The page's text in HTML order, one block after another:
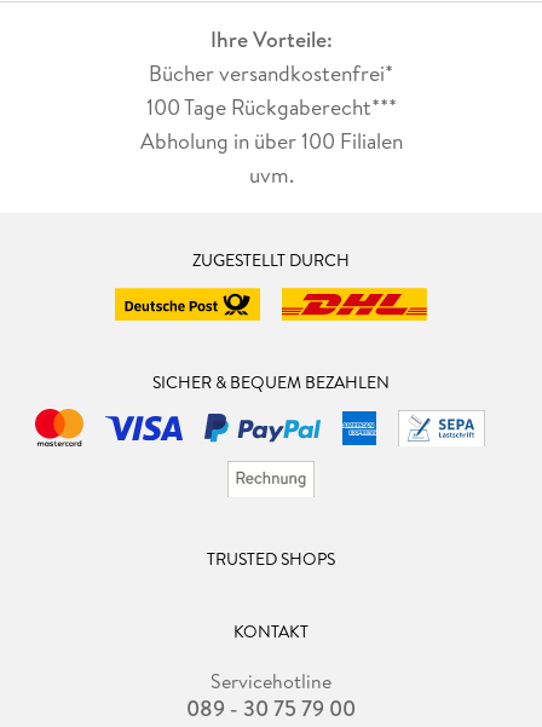
Ihre Vorteile:
Bücher versandkostenfrei*
100 Tage Rückgaberecht***
Abholung in über 100 Filialen
uvm.
ZUGESTELLT DURCH
SICHER & BEQUEM BEZAHLEN
TRUSTED SHOPS
KONTAKT
Servicehotline
089 - 30 75 79 00